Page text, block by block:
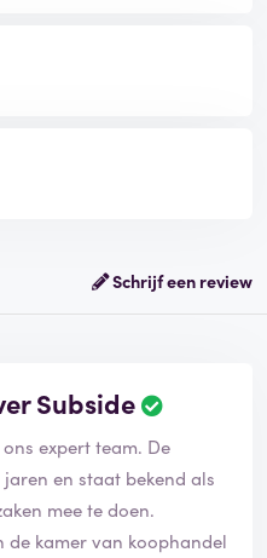
Schrijf een review
Subside
expert team. De
en staat bekend als
mee te doen.
de kamer van koophandel